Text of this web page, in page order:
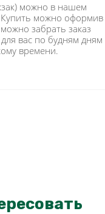
можно в нашем
можно оформив
забрать заказ
вас по будням дням
времени.